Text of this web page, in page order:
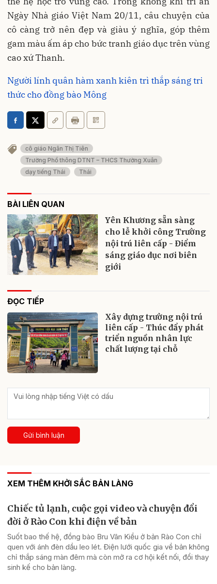
Ngày Nhà giáo Việt Nam 20/11, câu chuyện của
cô càng trở nên đẹp và giàu ý nghĩa, góp thêm
gam màu ấm áp cho bức tranh giáo dục trên vùng
cao xứ Thanh.
Người lính quân hàm xanh kiên trì thắp sáng tri
thức cho đồng bào Mông
cô giáo Ngân Thị Tiên
Trường Phổ thông DTNT – THCS Thường Xuân
dạy tiếng Thái
Thái
BÀI LIÊN QUAN
Yên Khương sẵn sàng
cho lễ khởi công Trường
nội trú liên cấp - Điểm
sáng giáo dục nơi biên
giới
ĐỌC TIẾP
Xây dựng trường nội trú
liên cấp - Thúc đẩy phát
triển nguồn nhân lực
chất lượng tại chỗ
Gửi bình luận
XEM THÊM KHỞI SẮC BẢN LÀNG
Chiếc tủ lạnh, cuộc gọi video và chuyện đổi
đời ở Rào Con khi điện về bản
Suốt bao thế hệ, đồng bào Bru Vân Kiều ở bản Rào Con chỉ
quen với ánh đèn dầu leo lét. Điện lưới quốc gia về bản không
chỉ thắp sáng màn đêm mà còn mở ra cơ hội kết nối, đổi thay
sinh kế cho bản làng.